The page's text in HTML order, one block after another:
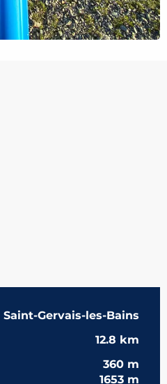
Saint-Gervais-les-Bains
12.8 km
360 m
1653 m